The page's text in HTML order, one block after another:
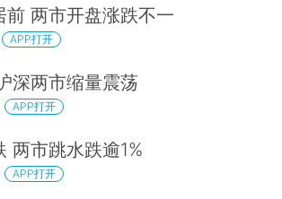
前 两市开盘涨跌不一
APP打开
深两市缩量震荡
APP打开
两市跳水跌逾1%
APP打开